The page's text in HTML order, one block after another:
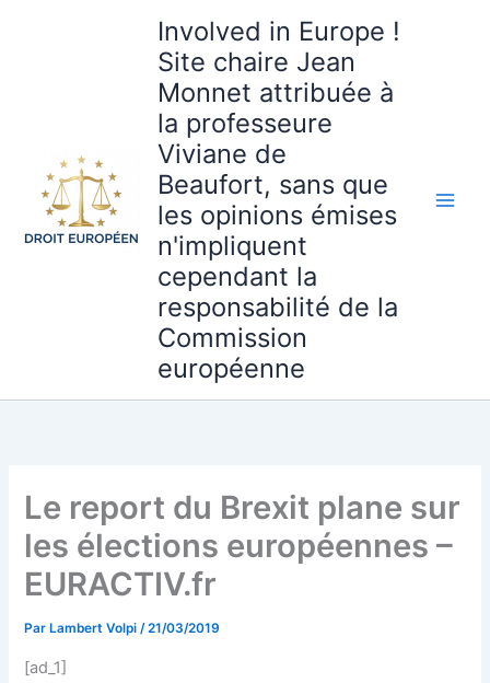
Involved in Europe !
Site chaire Jean
Monnet attribuée à
la professeure
Viviane de
Beaufort, sans que
les opinions émises
n'impliquent
cependant la
responsabilité de la
Commission
européenne
Le report du Brexit plane sur
les élections européennes –
EURACTIV.fr
Par Lambert Volpi/21/03/2019
[ad_1]